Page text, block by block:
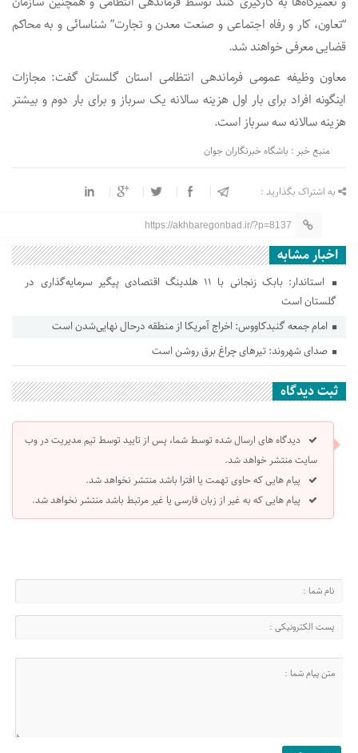
“تعاون، کار و رفاه اجتماعی و صنعت معدن و تجارت” شناسائی و به محاکم
قضایی معرفی خواهند شد.
معاون وظیفه عمومی فرماندهی انتظامی استان گلستان گفت: مجازات
اینگونه افراد برای بار اول هزینه سالانه یک سرباز و برای بار دوم و بیشتر
هزینه سالانه سه سرباز است.
منبع خبر : باشگاه خبرنگاران جوان
به اشتراک بگذارید :
https://akhbaregonbad.ir/?p=8137
اخبار مشابه
استاندار: بابک زنجانی با ۱۱ هلدینگ اقتصادی پیگیر سرمایه‌گذاری در
گلستان است
امام جمعه گنبدکاووس: اخراج آمریکا از منطقه درحال نهایی‌شدن است
صدای شهروند: تیرهای چراغ برق روشن است
ثبت دیدگاه
دیدگاه های ارسال شده توسط شما، پس از تایید توسط تیم مدیریت در وب
سایت منتشر خواهد شد.
پیام هایی که حاوی تهمت یا افترا باشد منتشر نخواهد شد.
پیام هایی که به غیر از زبان فارسی یا غیر مرتبط باشد منتشر نخواهد شد.